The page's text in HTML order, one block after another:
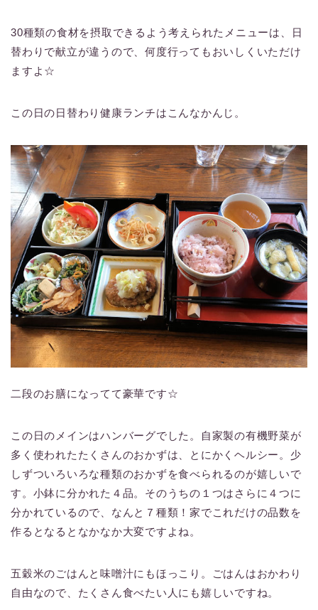
30種類の食材を摂取できるよう考えられたメニューは、日
替わりで献立が違うので、何度行ってもおいしくいただけ
ますよ☆
この日の日替わり健康ランチはこんなかんじ。
二段のお膳になってて豪華です☆
この日のメインはハンバーグでした。自家製の有機野菜が
多く使われたたくさんのおかずは、とにかくヘルシー。少
しずついろいろな種類のおかずを食べられるのが嬉しいで
す。小鉢に分かれた４品。そのうちの１つはさらに４つに
分かれているので、なんと７種類！家でこれだけの品数を
作るとなるとなかなか大変ですよね。
五穀米のごはんと味噌汁にもほっこり。ごはんはおかわり
自由なので、たくさん食べたい人にも嬉しいですね。